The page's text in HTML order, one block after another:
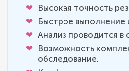
Высокая точность
Быстрое выполнение
Анализ проводится в
Возможность
обследование.